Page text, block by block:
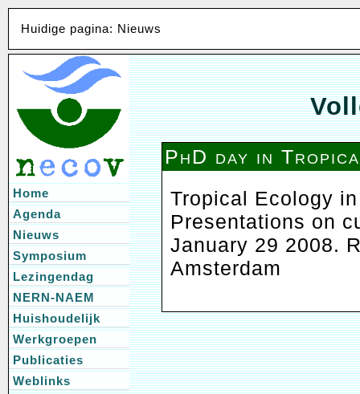
Huidige pagina: Nieuws
PhD day in
Tropical Ecology
Presentations on
January 29 2008.
Amsterdam
Home
Agenda
Nieuws
Symposium
Lezingendag
NERN-NAEM
Huishoudelijk
Werkgroepen
Publicaties
Weblinks